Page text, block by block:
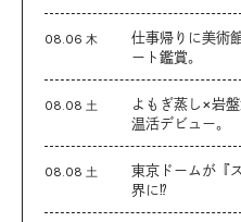
08.06 木
仕事帰りに美術
ート鑑賞。
08.08 土
よもぎ蒸し×岩
温活デビュー。
08.08 土
東京ドームが『
界に⁉︎